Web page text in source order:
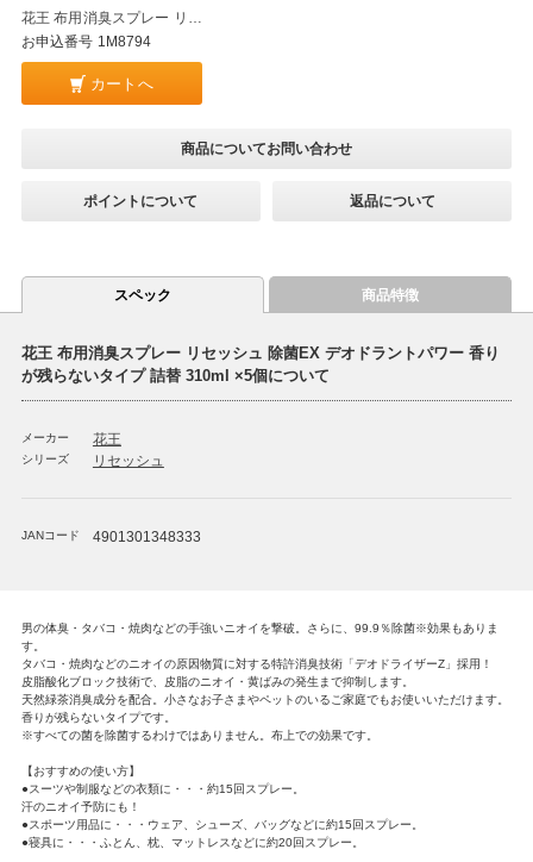
花王 布用消臭スプレー リセッシュ 除菌EX デオドラントパワー 香りが残らないタイプ 詰替 310ml
お申込番号 1M8794
カートへ
商品についてお問い合わせ
ポイントについて 返品について
スペック 商品特徴
花王 布用消臭スプレー リセッシュ 除菌EX デオドラントパワー 香り
が残らないタイプ 詰替 310ml ×5個について
メーカー 花王
シリーズ リセッシュ
JANコード 4901301348333
男の体臭・タバコ・焼肉などの手強いニオイを撃破。さらに、99.9％除菌※効果もありま
す。
タバコ・焼肉などのニオイの原因物質に対する特許消臭技術「デオドライザーZ」採用！
皮脂酸化ブロック技術で、皮脂のニオイ・黄ばみの発生まで抑制します。
天然緑茶消臭成分を配合。小さなお子さまやペットのいるご家庭でもお使いいただけます。
香りが残らないタイプです。
※すべての菌を除菌するわけではありません。布上での効果です。
【おすすめの使い方】
●スーツや制服などの衣類に・・・約15回スプレー。
汗のニオイ予防にも！
●スポーツ用品に・・・ウェア、シューズ、バッグなどに約15回スプレー。
●寝具に・・・ふとん、枕、マットレスなどに約20回スプレー。